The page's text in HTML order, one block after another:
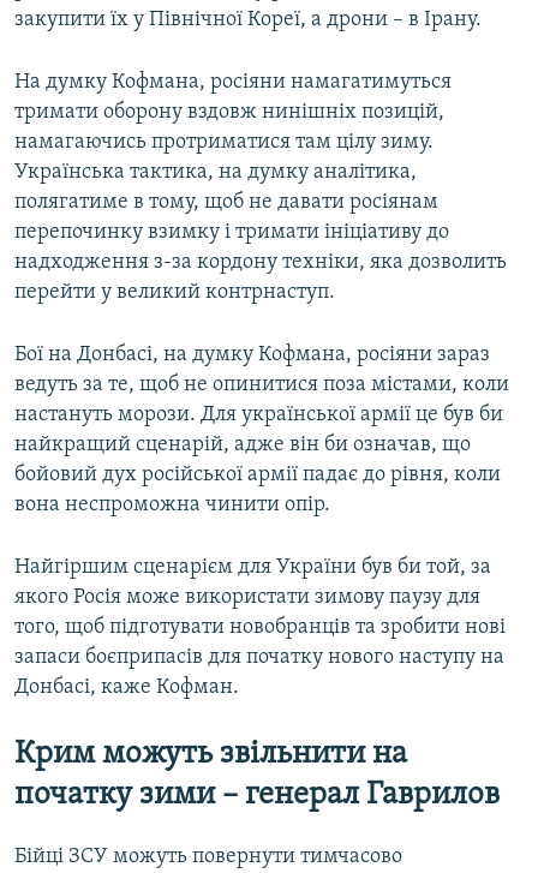
закупити їх у Північної Кореї, а дрони – в Ірану.
На думку Кофмана, росіяни намагатимуться
тримати оборону вздовж нинішніх позицій,
намагаючись протриматися там цілу зиму.
Українська тактика, на думку аналітика,
полягатиме в тому, щоб не давати росіянам
перепочинку взимку і тримати ініціативу до
надходження з-за кордону техніки, яка дозволить
перейти у великий контрнаступ.
Бої на Донбасі, на думку Кофмана, росіяни зараз
ведуть за те, щоб не опинитися поза містами, коли
настануть морози. Для української армії це був би
найкращий сценарій, адже він би означав, що
бойовий дух російської армії падає до рівня, коли
вона неспроможна чинити опір.
Найгіршим сценарієм для України був би той, за
якого Росія може використати зимову паузу для
того, щоб підготувати новобранців та зробити нові
запаси боєприпасів для початку нового наступу на
Донбасі, каже Кофман.
Крим можуть звільнити на
початку зими – генерал Гаврилов
Бійці ЗСУ можуть повернути тимчасово